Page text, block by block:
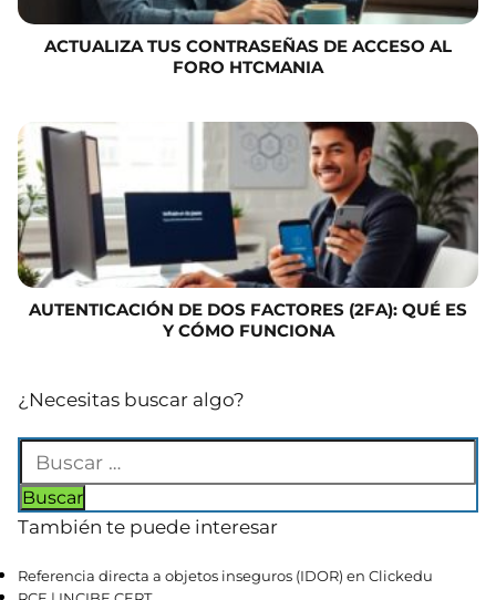
ACTUALIZA TUS CONTRASEÑAS DE ACCESO AL
FORO HTCMANIA
AUTENTICACIÓN DE DOS FACTORES (2FA): QUÉ ES
Y CÓMO FUNCIONA
¿Necesitas buscar algo?
También te puede interesar
Referencia directa a objetos inseguros (IDOR) en Clickedu